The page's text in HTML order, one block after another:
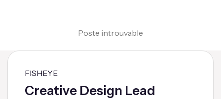
Poste introuvable
FISHEYE
Creative Design Lead